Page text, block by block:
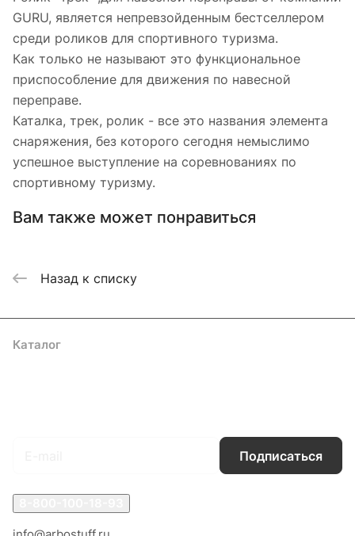
GURU, является непревзойденным бестселлером
среди роликов для спортивного туризма.
Как только не называют это функциональное
приспособление для движения по навесной
переправе.
Каталка, трек, ролик - все это названия элемента
снаряжения, без которого сегодня немыслимо
успешное выступление на соревнованиях по
спортивному туризму.
Вам также может понравиться
Назад к списку
Каталог
Подписаться